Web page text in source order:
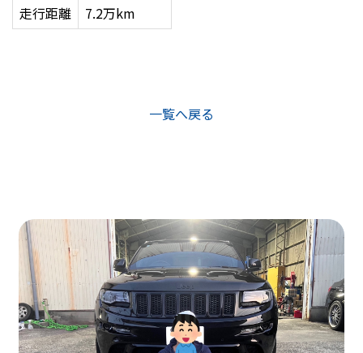
走行距離
7.2万km
一覧へ戻る